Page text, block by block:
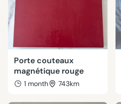
Porte couteaux
magnétique rouge
1 month 743km